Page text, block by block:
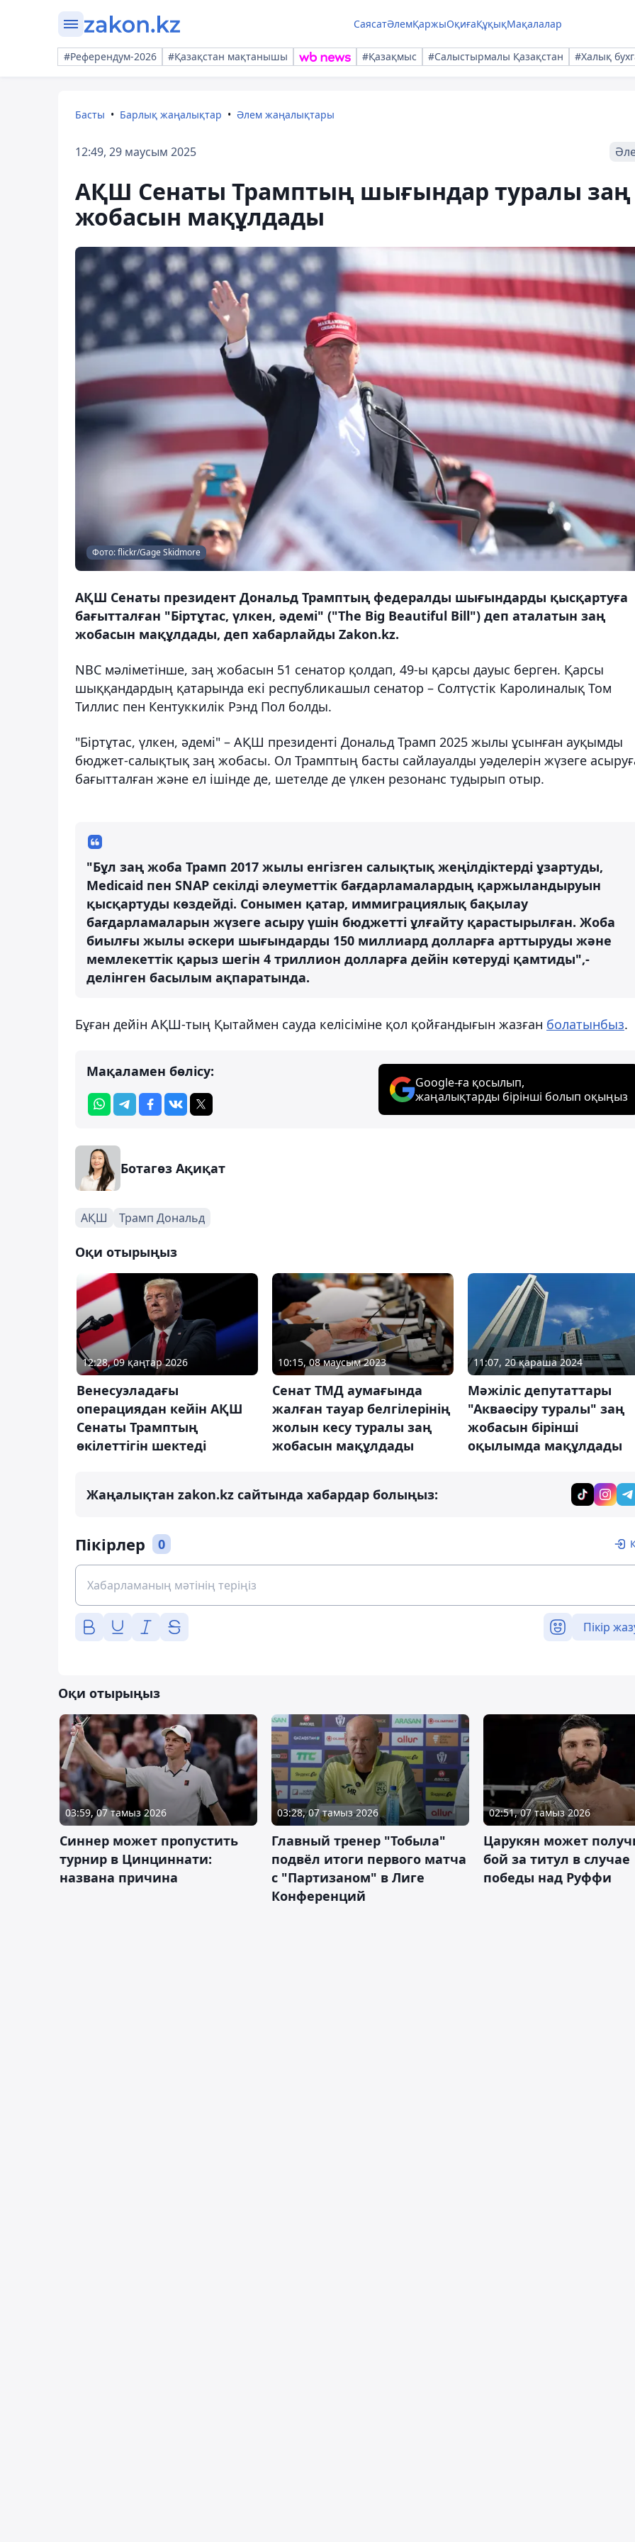
СаясатӘлемҚаржыОқиғаҚұқықМақалалар
#Референдум-2026 #Қазақстан мақтанышы #Қазақмыс #Салыстырмалы Қазақстан #Халық
Басты Барлық жаңалықтар Әлем жаңалықтары
12:49, 29 маусым 2025
АҚШ Сенаты Трамптың шығындар туралы заң
жобасын мақұлдады
Фото: flickr/Gage Skidmore
АҚШ Сенаты президент Дональд Трамптың федералды шығындарды қысқартуға
бағытталған "Біртұтас, үлкен, әдемі" ("The Big Beautiful Bill") деп аталатын заң
жобасын мақұлдады, деп хабарлайды Zakon.kz.
NBC мәліметінше, заң жобасын 51 сенатор қолдап, 49-ы қарсы дауыс берген. Қарсы
шыққандардың қатарында екі республикашыл сенатор – Солтүстік Каролиналық Том
Тиллис пен Кентуккилік Рэнд Пол болды.
"Біртұтас, үлкен, әдемі" – АҚШ президенті Дональд Трамп 2025 жылы ұсынған ауқымды
бюджет-салықтық заң жобасы. Ол Трамптың басты сайлауалды уәделерін жүзеге
бағытталған және ел ішінде де, шетелде де үлкен резонанс тудырып отыр.
"Бұл заң жоба Трамп 2017 жылы енгізген салықтық жеңілдіктерді ұзартуды,
Medicaid пен SNAP секілді әлеуметтік бағдарламалардың қаржыландыруын
қысқартуды көздейді. Сонымен қатар, иммиграциялық бақылау
бағдарламаларын жүзеге асыру үшін бюджетті ұлғайту қарастырылған. Жоба
биылғы жылы әскери шығындарды 150 миллиард долларға арттыруды және
мемлекеттік қарыз шегін 4 триллион долларға дейін көтеруді қамтиды",-
делінген басылым ақпаратында.
Бұған дейін АҚШ-тың Қытаймен сауда келісіміне қол қойғандығын жазған болатынбыз.
Мақаламен бөлісу:
Google-ға қосылып,
жаңалықтарды бірінші болып оқыңыз
Ботагөз Ақиқат
АҚШ Трамп Дональд
Оқи отырыңыз
12:28, 09 қаңтар 2026
Венесуэладағы
операциядан кейін АҚШ
Сенаты Трамптың
өкілеттігін шектеді
10:15, 08 маусым 2023
Сенат ТМД аумағында
жалған тауар белгілерінің
жолын кесу туралы заң
жобасын мақұлдады
11:07, 20 қараша 2024
Мәжіліс депутаттары
"Акваөсіру туралы" заң
жобасын бірінші
оқылымда мақұлдады
Жаңалықтан zakon.kz сайтында хабардар болыңыз:
Пікірлер 0
Пікір
Оқи отырыңыз
03:59, 07 тамыз 2026
Синнер может пропустить
турнир в Цинциннати:
названа причина
03:28, 07 тамыз 2026
Главный тренер "Тобыла"
подвёл итоги первого матча
с "Партизаном" в Лиге
Конференций
02:51, 07 тамыз 2026
Царукян может
бой за титул в случае
победы над Руффи